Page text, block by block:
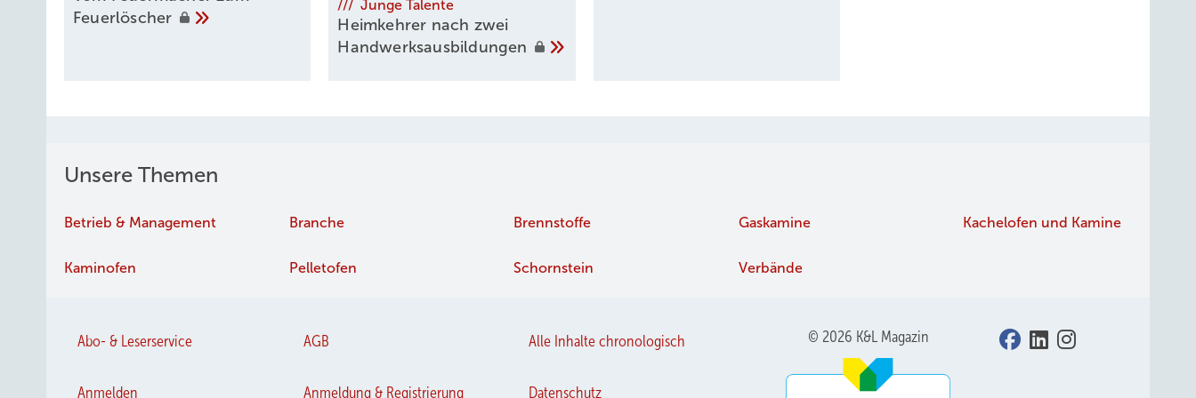
Feuerlöscher
/// Junge Talente
Heimkehrer nach zwei
Handwerksausbildungen
Unsere Themen
Betrieb & Management Branche Brennstoffe Gaskamine Kachelofen und Kamine
Kaminofen Pelletofen Schornstein Verbände
Abo- & Leserservice AGB Alle Inhalte chronologisch
Anmelden Anmeldung & Registrierung Datenschutz
© 2026 K&L Magazin